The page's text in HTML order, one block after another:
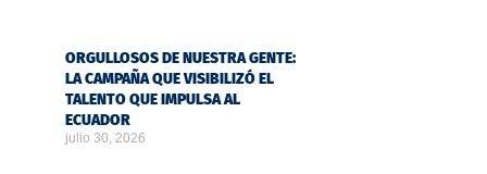
ORGULLOSOS DE NUESTRA GENTE:
LA CAMPAÑA QUE VISIBILIZÓ EL
TALENTO QUE IMPULSA AL
ECUADOR
julio 30, 2026